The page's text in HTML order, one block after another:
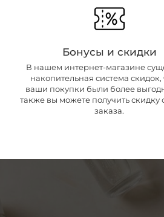
Бонусы и скидки
В нашем интернет-магазине
накопительная система скидок,
ваши покупки были более
также вы можете получить скидку
заказа.